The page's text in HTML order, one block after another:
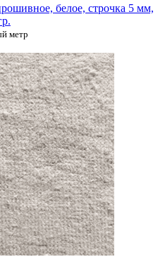
белое, строчка 5 мм,
метр